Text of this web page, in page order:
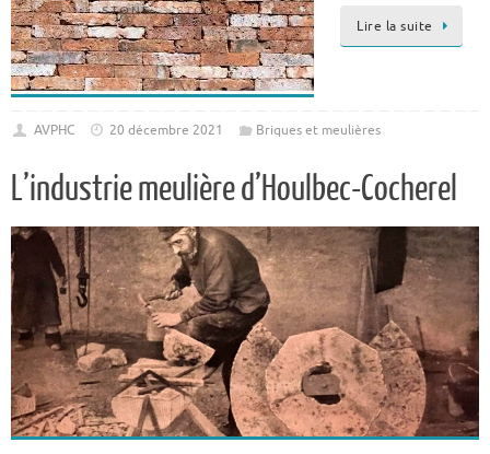
Lire la suite
AVPHC 20 décembre 2021 Briques et meulières
L’industrie meulière d’Houlbec-Cocherel